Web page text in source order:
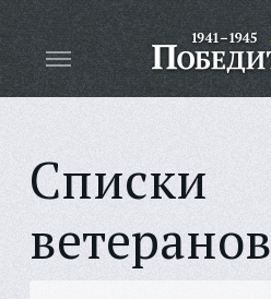
Списки
ветеранов